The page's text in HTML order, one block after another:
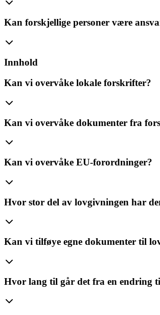
Kan forskjellige personer være
Innhold
Kan vi overvåke lokale forskrifter?
Kan vi overvåke dokumenter fra
Kan vi overvåke EU-forordninger?
Hvor stor del av lovgivningen har
Kan vi tilføye egne dokumenter til
Hvor lang til går det fra en endring